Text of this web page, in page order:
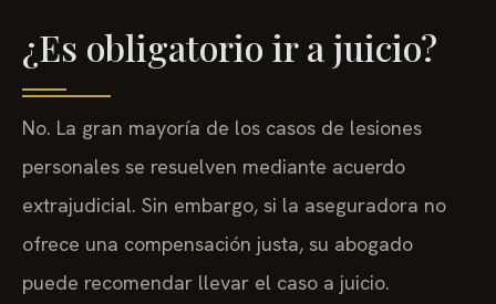
¿Es obligatorio ir a juicio?
No. La gran mayoría de los casos de lesiones
personales se resuelven mediante acuerdo
extrajudicial. Sin embargo, si la aseguradora no
ofrece una compensación justa, su abogado
puede recomendar llevar el caso a juicio.